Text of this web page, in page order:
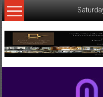
Skip
to
เว็บ
ข่าว